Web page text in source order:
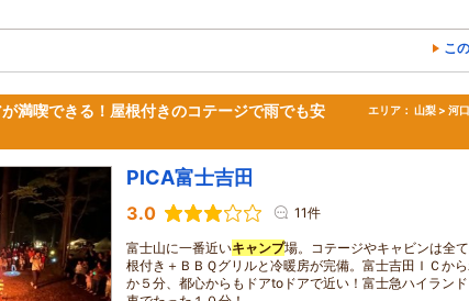
こ
満喫できる！屋根付きのコテージで雨でも安
エリア： 山梨 > 河
PICA富士吉田
3.0 11件
富士山に一番近いキャンプ場。コテージやキャビンは全
根付き＋ＢＢＱグリルと冷暖房が完備。富士吉田ＩＣか
か５分、都心からもドアtoドアで近い！富士急ハイラン